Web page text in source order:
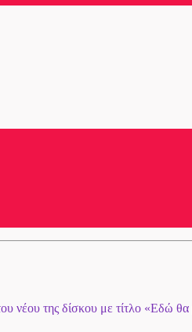
νέου της δίσκου με τίτλο «Εδώ